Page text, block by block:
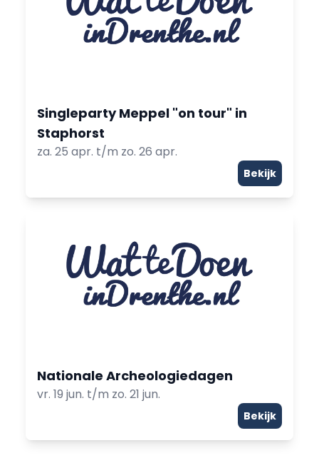
Singleparty Meppel "on tour" in
Staphorst
za. 25 apr. t/m zo. 26 apr.
Bekijk
Nationale Archeologiedagen
vr. 19 jun. t/m zo. 21 jun.
Bekijk